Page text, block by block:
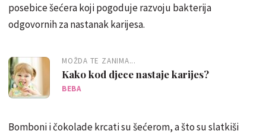
posebice šećera koji pogoduje razvoju bakterija
odgovornih za nastanak karijesa.
MOŽDA TE ZANIMA...
Kako kod djece nastaje karijes?
BEBA
Bomboni i čokolade krcati su šećerom, a što su slatkiši